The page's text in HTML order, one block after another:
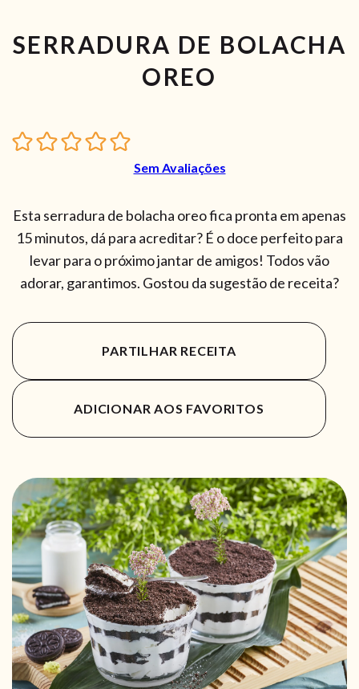
SERRADURA DE BOLACHA
OREO
Sem Avaliações
Esta serradura de bolacha oreo fica pronta em apenas
15 minutos, dá para acreditar? É o doce perfeito para
levar para o próximo jantar de amigos! Todos vão
adorar, garantimos. Gostou da sugestão de receita?
PARTILHAR RECEITA
ADICIONAR AOS FAVORITOS